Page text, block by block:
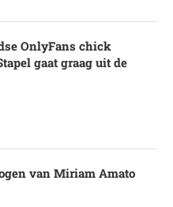
OnlyFans chick
gaat graag uit de
van Miriam Amato